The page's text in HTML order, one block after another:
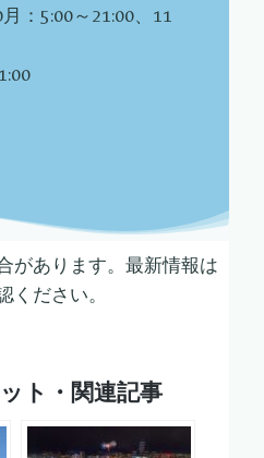
：5:00～21:00、11
があります。最新情報は
ください。
ト・関連記事